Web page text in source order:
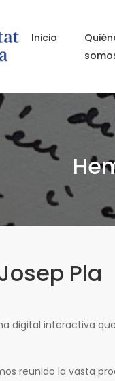
Inicio
Pla
digital interactiva
reunido la vasta